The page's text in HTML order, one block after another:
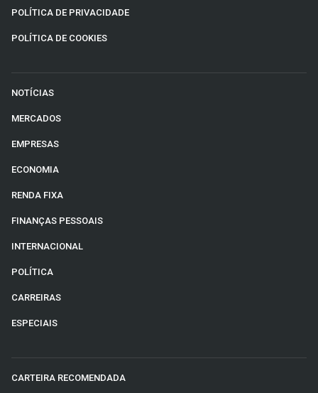
POLÍTICA DE PRIVACIDADE
POLÍTICA DE COOKIES
NOTÍCIAS
MERCADOS
EMPRESAS
ECONOMIA
RENDA FIXA
FINANÇAS PESSOAIS
INTERNACIONAL
POLÍTICA
CARREIRAS
ESPECIAIS
CARTEIRA RECOMENDADA